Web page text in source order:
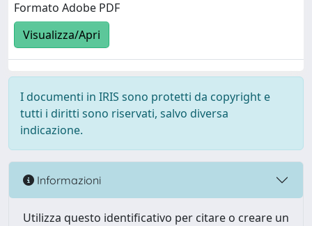
Formato Adobe PDF
Visualizza/Apri
I documenti in IRIS sono protetti da copyright e
tutti i diritti sono riservati, salvo diversa
indicazione.
Informazioni
Utilizza questo identificativo per citare o creare un